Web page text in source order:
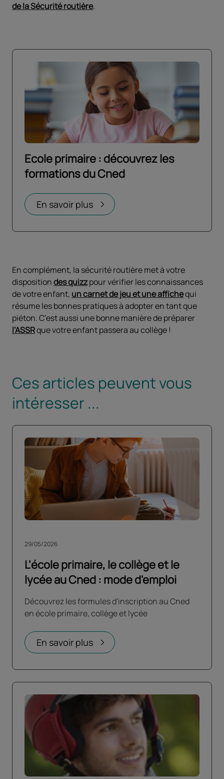
de la Sécurité routière.
Ecole primaire : découvrez les
formations du Cned
En savoir plus
Ouvrir dans un nouvel onglet
En complément, la sécurité routière met à votre
dispositiondes quizzpour vérifier les connaissances
de votre enfant, un carnet de jeu et une affichequi
résume les bonnes pratiques à adopter en tant que
piéton. C’est aussi une bonne manière de préparer
l’ASSRque votre enfant passera au collège !
Ces articles peuvent vous
intéresser ...
L'école primaire, le collège et le
lycée au Cned : mode d'emploi
29/05/2026
Découvrez les formules d'inscription au Cned
en école primaire, collège et lycée
En savoir plus